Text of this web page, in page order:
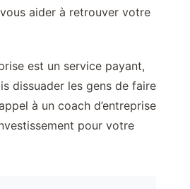
aider à retrouver votre
est un service payant,
dissuader les gens de faire
à un coach d’entreprise
pour votre